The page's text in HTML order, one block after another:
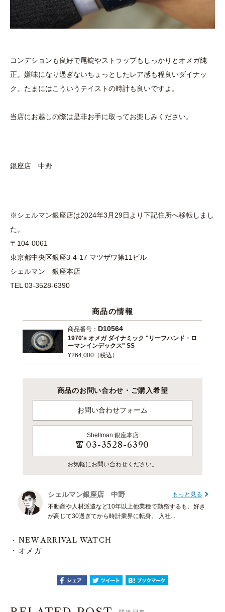
コンデションも良好で尾錠やストラップもしっかりとオメガ純
正。嫌味になり過ぎないちょっとしたレア感も程良いダイナッ
ク。たまにはこういうテイストの時計も良いですよ。
当店にお越しの際は是非お手に取ってお楽しみください。
銀座店 中野
※シェルマン銀座店は2024年3月29日より下記住所へ移転しまし
た。
〒104-0061
東京都中央区銀座3-4-17 マツザワ第11ビル
シェルマン 銀座本店
TEL 03-3528-6390
商品の情報
商品番号： D10564
1970's オメガ ダイナミック "リーフハンド・ロ
ーマンインデックス" SS
¥264,000（税込）
商品のお問い合わせ・ご購入希望
お問い合わせフォーム
Shellman 銀座本店
03-3528-6390
お気軽にお問い合わせください。
シェルマン銀座店 中野
もっと見る
不動産や人材派遣など10年以上他業種で勤務するも、好き
が高じて30過ぎてから時計業界に転身。 入社...
NEW ARRIVAL WATCH
オメガ